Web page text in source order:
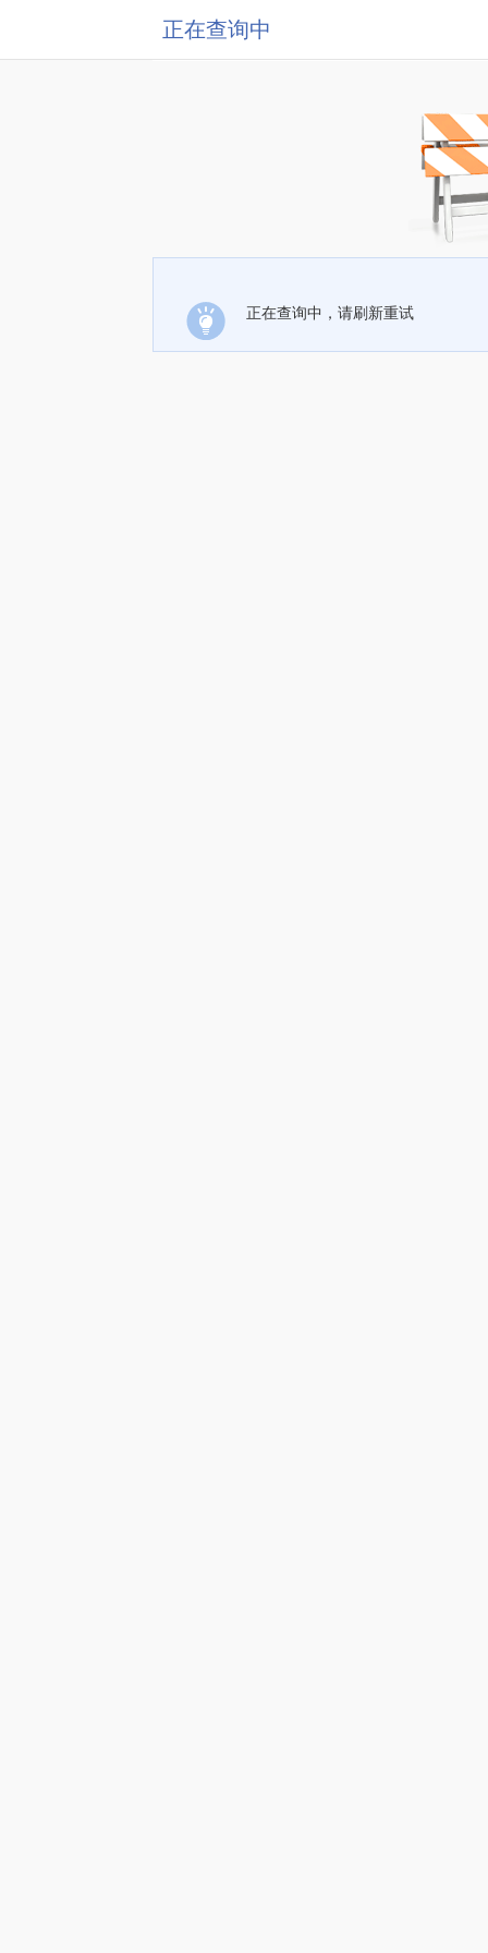
正在查询中
正在查询中，请刷新重试